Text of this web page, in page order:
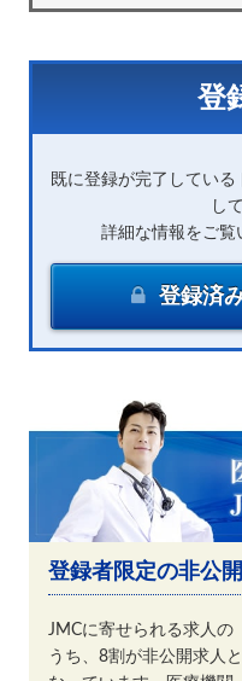
登
既に登録が完了してい
し
詳細な情報をご覧
登録済
登録者限定の非公
JMCに寄せられる求人の
うち、8割が非公開求人と